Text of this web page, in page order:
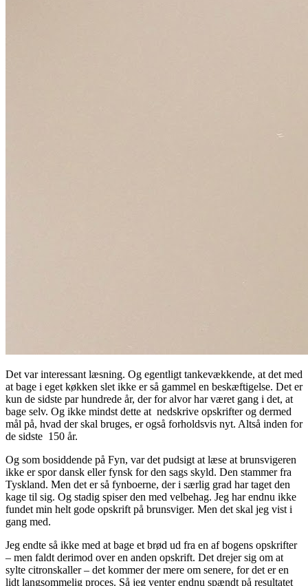
Det var interessant læsning. Og egentligt tankevækkende, at det med
at bage i eget køkken slet ikke er så gammel en beskæftigelse. Det er
kun de sidste par hundrede år, der for alvor har været gang i det, at
bage selv. Og ikke mindst dette at nedskrive opskrifter og dermed
mål på, hvad der skal bruges, er også forholdsvis nyt. Altså inden for
de sidste 150 år.
Og som bosiddende på Fyn, var det pudsigt at læse at brunsvigeren
ikke er spor dansk eller fynsk for den sags skyld. Den stammer fra
Tyskland. Men det er så fynboerne, der i særlig grad har taget den
kage til sig. Og stadig spiser den med velbehag. Jeg har endnu ikke
fundet min helt gode opskrift på brunsviger. Men det skal jeg vist i
gang med.
Jeg endte så ikke med at bage et brød ud fra en af bogens opskrifter
– men faldt derimod over en anden opskrift. Det drejer sig om at
sylte citronskaller – det kommer der mere om senere, for det er en
lidt langsommelig proces. Så jeg venter endnu spændt på resultatet